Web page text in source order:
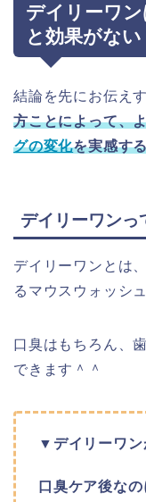
デイリーワ
と効果がない
結論を先にお伝え
方ことによって、
グの変化を実感す
デイリーワンっ
デイリーワンとは
るマウスウォッシュ
口臭はもちろん、
できます＾＾
▼デイリーワ
口臭ケア後なの